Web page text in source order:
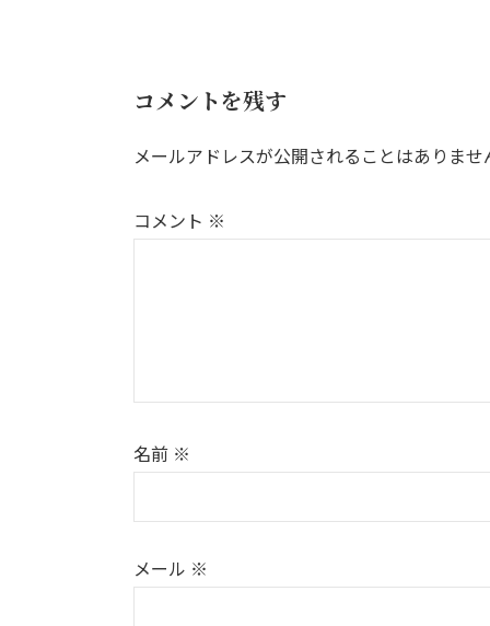
コメントを残す
メールアドレスが公開されることはありませ
コメント ※
名前 ※
メール ※